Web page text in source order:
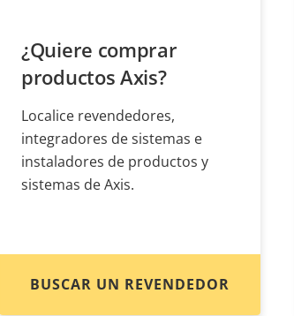
¿Quiere comprar
productos Axis?
Localice revendedores,
integradores de sistemas e
instaladores de productos y
sistemas de Axis.
BUSCAR UN REVENDEDOR